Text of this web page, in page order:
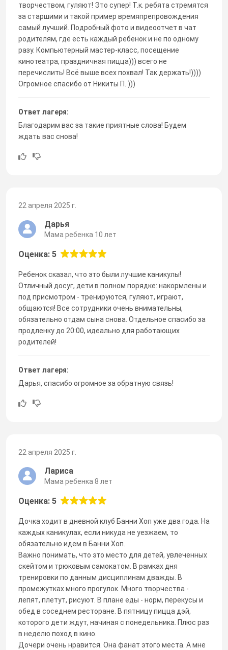
творчеством, гуляют! Это супер! Т.к. ребята стремятся
за старшими и такой пример времяпрепровождения
самый лучший. Подробный фото и видеоотчет в чат
родителям, где есть каждый ребенок и не по одному
разу. Компьютерный мастер-класс, посещение
кинотеатра, праздничная пицца))) всего не
перечислить! Всё выше всех похвал! Так держать!))))
Огромное спасибо от Никиты П. )))
Ответ лагеря:
Благодарим вас за такие приятные слова! Будем
ждать вас снова!
22 апреля 2025 г.
Дарья
Мама ребенка 10 лет
Оценка: 5
Ребенок сказал, что это были лучшие каникулы!
Отличный досуг, дети в полном порядке: накормлены и
под присмотром - тренируются, гуляют, играют,
общаются! Все сотрудники очень внимательны,
обязательно отдам сына снова. Отдельное спасибо за
продленку до 20:00, идеально для работающих
родителей!
Ответ лагеря:
Дарья, спасибо огромное за обратную связь!
22 апреля 2025 г.
Лариса
Мама ребенка 8 лет
Оценка: 5
Дочка ходит в дневной клуб Банни Хоп уже два года. На
каждых каникулах, если никуда не уезжаем, то
обязательно идем в Банни Хоп.
Важно понимать, что это место для детей, увлеченных
скейтом и трюковым самокатом. В рамках дня
тренировки по данным дисциплинам дважды. В
промежутках много прогулок. Много творчества -
лепят, плетут, рисуют. В плане еды - норм, перекусы и
обед в соседнем ресторане. В пятницу пицца дэй,
которого дети ждут, начиная с понедельника. Плюс раз
в неделю поход в кино.
Дочери очень нравится. Она фанат этого места. А мне